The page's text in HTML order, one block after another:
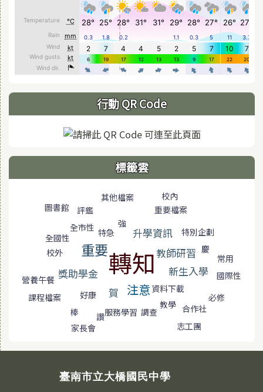
行動 QR Code
標籤雲
圖書館
其他檔案
校內
評鑑
重要檔案
全國性
全市性 特急
強
升學資訊
特別企劃
校外
重要轉知 教師研習 慶
營養午餐 獎助學金 新生入學
常用
國際性
課程檔案
好康 賀 注意 資料下載
必修
棒
讚服務學習 調查
教學 合作社
家長會
志工團
臺南市立大橋國民中學